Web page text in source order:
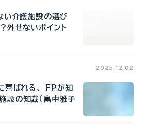
い介護施設の選び
外せないポイント
2025.12.02
喜ばれる、 FPが知
設の知識（畠中雅子